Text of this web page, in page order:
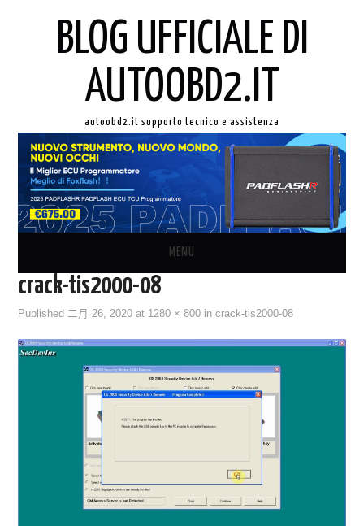
BLOG UFFICIALE DI
AUTOOBD2.IT
autoobd2.it supporto tecnico e assistenza
MENU
ORIGINALE LAUNCH X431
ECU PROGRAMMATORE
KEY CUTTING MACHINE
ORIGINALE OBDSTAR
ALIENTECH KESS V3
crack-tis2000-08
Published二月 26, 2020 at 1280 × 800 incrack-tis2000-08